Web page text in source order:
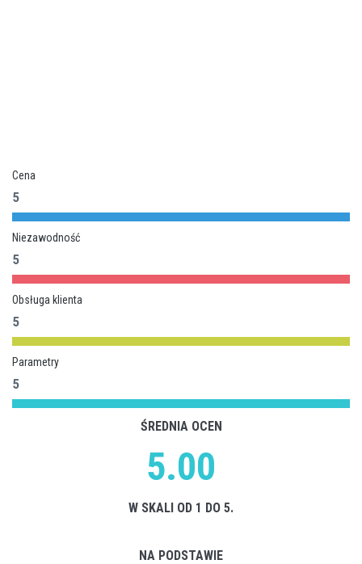
Cena
5
Niezawodność
5
Obsługa klienta
5
Parametry
5
ŚREDNIA OCEN
5.00
W SKALI OD 1 DO 5.
NA PODSTAWIE